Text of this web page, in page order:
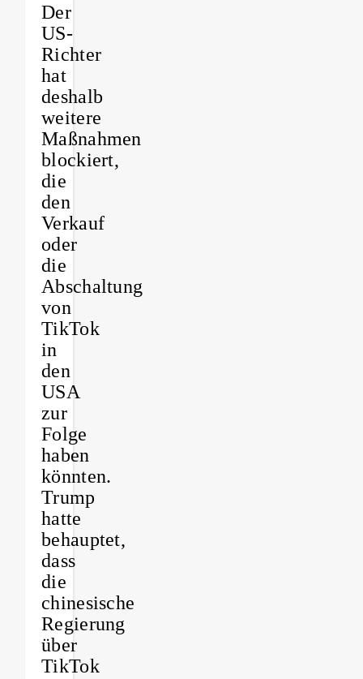
Der
US-
Richter
hat
deshalb
weitere
Maßnahmen
blockiert,
die
den
Verkauf
oder
die
Abschaltung
von
TikTok
in
den
USA
zur
Folge
haben
könnten.
Trump
hatte
behauptet,
dass
die
chinesische
Regierung
über
TikTok